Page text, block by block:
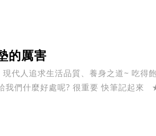
的厲害
代人追求生活品質、養身之道~ 吃得
我們什麼好處呢? 很重要 快筆記起來